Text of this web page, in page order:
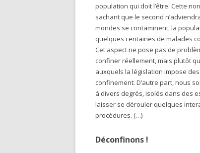
population qui doit l’être. Cette
sachant que le second
mondes se contaminent, la
quelques centaines de malades
Cet aspect ne pose pas de
confiner réellement, mais plutôt
auxquels la législation impose
confinement. D’autre part, nous
à divers degrés, isolés dans des
laisser se dérouler quelques
procédures. (…)
Déconfinons !